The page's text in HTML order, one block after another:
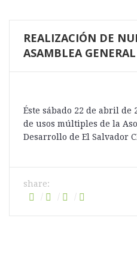
REALIZACIÓN DE
ASAMBLEA
Éste sábado 22 de abril de
de usos múltiples de la
Desarrollo de El Salvador
share: